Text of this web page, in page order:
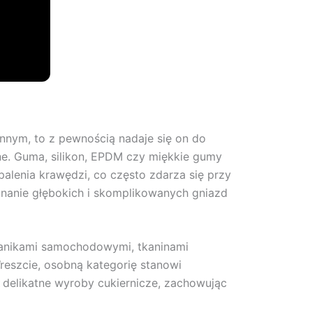
to z pewnością nadaje się on do
Guma, silikon, EPDM czy miękkie gumy
krawędzi, co często zdarza się przy
głębokich i skomplikowanych gniazd
samochodowymi, tkaninami
osobną kategorię stanowi
wyroby cukiernicze, zachowując